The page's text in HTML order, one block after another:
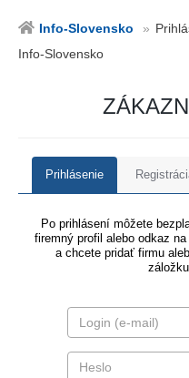
Info-Slovensko
Info-Slovensko
Prihlásenie
Po prihlásení môžete
firemný profil alebo odkaz
a chcete pridať firmu